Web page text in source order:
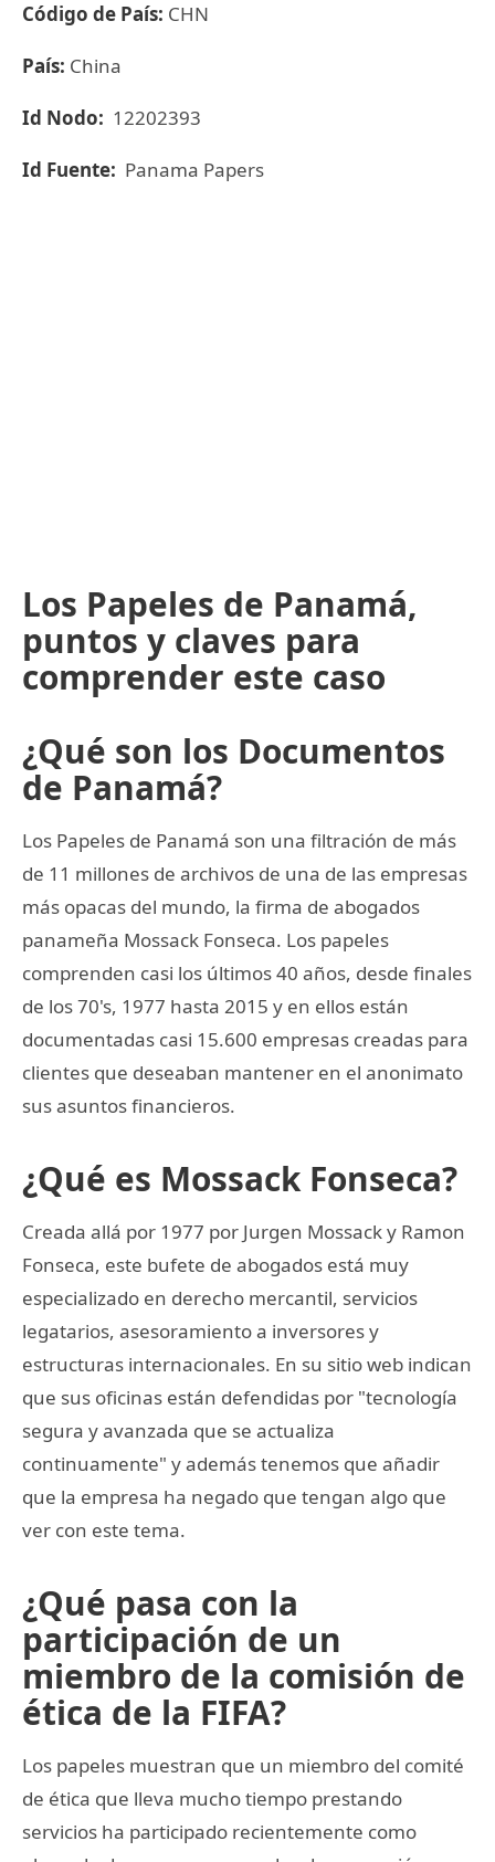
Código de País: CHN
País: China
Id Nodo: 12202393
Id Fuente: Panama Papers
Los Papeles de Panamá,
puntos y claves para
comprender este caso
¿Qué son los Documentos
de Panamá?
Los Papeles de Panamá son una filtración de más
de 11 millones de archivos de una de las empresas
más opacas del mundo, la firma de abogados
panameña Mossack Fonseca. Los papeles
comprenden casi los últimos 40 años, desde finales
de los 70's, 1977 hasta 2015 y en ellos están
documentadas casi 15.600 empresas creadas para
clientes que deseaban mantener en el anonimato
sus asuntos financieros.
¿Qué es Mossack Fonseca?
Creada allá por 1977 por Jurgen Mossack y Ramon
Fonseca, este bufete de abogados está muy
especializado en derecho mercantil, servicios
legatarios, asesoramiento a inversores y
estructuras internacionales. En su sitio web indican
que sus oficinas están defendidas por "tecnología
segura y avanzada que se actualiza
continuamente" y además tenemos que añadir
que la empresa ha negado que tengan algo que
ver con este tema.
¿Qué pasa con la
participación de un
miembro de la comisión de
ética de la FIFA?
Los papeles muestran que un miembro del comité
de ética que lleva mucho tiempo prestando
servicios ha participado recientemente como